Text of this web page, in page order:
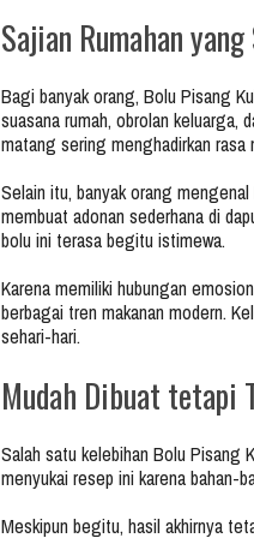
Sajian Rumahan
Bagi banyak orang, Bolu Pisang
suasana rumah, obrolan keluarga,
matang sering menghadirkan rasa
Selain itu, banyak orang
membuat adonan sederhana di
bolu ini terasa begitu istimewa.
Karena memiliki hubungan
berbagai tren makanan modern.
sehari-hari.
Mudah Dibuat tetapi
Salah satu kelebihan Bolu Pisang
menyukai resep ini karena bahan-
Meskipun begitu, hasil akhirnya